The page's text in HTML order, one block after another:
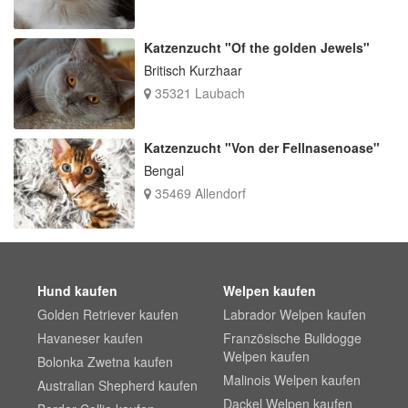
Katzenzucht "Of the golden Jewels"
Britisch Kurzhaar
35321 Laubach
Katzenzucht "Von der Fellnasenoase"
Bengal
35469 Allendorf
Hund kaufen
Golden Retriever kaufen
Havaneser kaufen
Bolonka Zwetna kaufen
Australian Shepherd kaufen
Welpen kaufen
Labrador Welpen kaufen
Französische Bulldogge
Welpen kaufen
Malinois Welpen kaufen
Dackel Welpen kaufen